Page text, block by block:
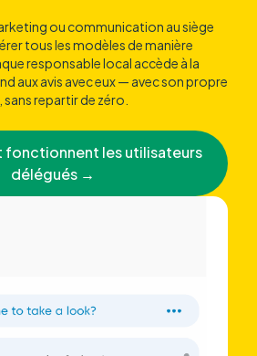
ou communication au siège
tous les modèles de manière
responsable local accède à la
aux avis avec eux — avec son propre
sans repartir de zéro.
fonctionnent les utilisateurs
délégués →